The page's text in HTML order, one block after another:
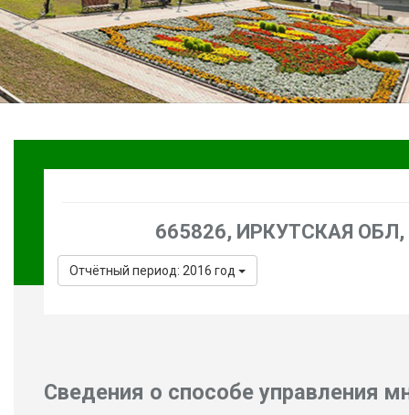
665826, ИРКУТСКАЯ
Отчётный период: 2016 год
Сведения о способе управления